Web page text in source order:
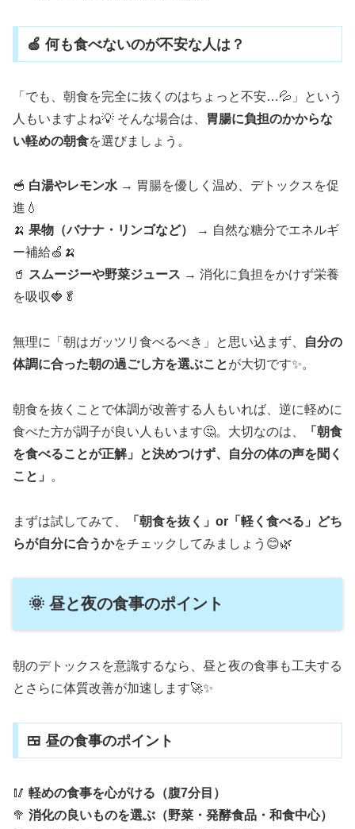
🍏 何も食べないのが不安な人は？
「でも、朝食を完全に抜くのはちょっと不安…💦」という
人もいますよね💡 そんな場合は、
胃腸に負担のかからな
い軽めの朝食を選びましょう。
🥣 白湯やレモン水 → 胃腸を優しく温め、デトックスを促
進💧
🍌 果物（バナナ・リンゴなど）
→ 自然な糖分でエネルギ
ー補給🍏🍌
🥤 スムージーや野菜ジュース → 消化に負担をかけず栄養
を吸収🍓🥬
無理に「朝はガッツリ食べるべき」と思い込まず、
自分の
体調に合った朝の過ごし方を選ぶことが大切です✨。
朝食を抜くことで体調が改善する人もいれば、逆に軽めに
食べた方が調子が良い人もいます🤔。大切なのは、
「朝食
を食べることが正解」と決めつけず、自分の体の声を聞く
こと」
。
まずは試してみて、
「朝食を抜く」or「軽く食べる」どち
らが自分に合うかをチェックしてみましょう😊🌿
🌞 昼と夜の食事のポイント
朝のデトックスを意識するなら、昼と夜の食事も工夫する
とさらに体質改善が加速します🚀✨
🍱 昼の食事のポイント
🥢 軽めの食事を心がける（腹7分目）
🥦 消化の良いものを選ぶ（野菜・発酵食品・和食中心）